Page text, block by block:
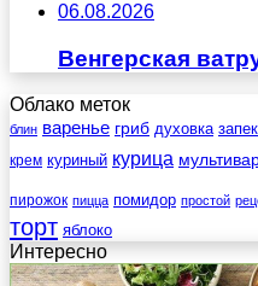
06.08.2026
Венгерская
Облако меток
блин варенье гриб духовка
крем куриный курица
пирожок пицца помидор простой
торт яблоко
Интересно